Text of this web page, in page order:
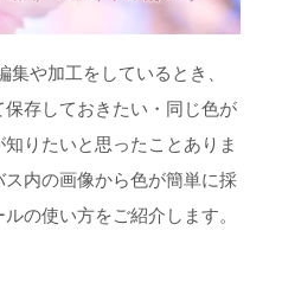
や加工をしているとき、
存しておきたい・同じ色が
りたいと思ったことありま
内の画像から色が簡単に採
の使い方をご紹介します。